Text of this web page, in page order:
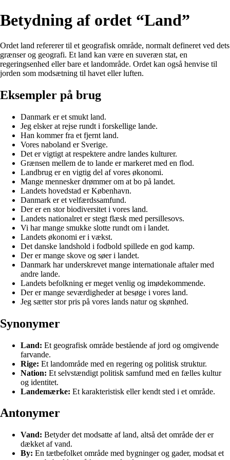
Betydning af ordet “Land”
Ordet land refererer til et geografisk område, normalt defineret ved dets
grænser og geografi. Et land kan være en suveræn stat, en
regeringsenhed eller bare et landområde. Ordet kan også henvise til
jorden som modsætning til havet eller luften.
Eksempler på brug
Danmark er et smukt land.
Jeg elsker at rejse rundt i forskellige lande.
Han kommer fra et fjernt land.
Vores naboland er Sverige.
Det er vigtigt at respektere andre landes kulturer.
Grænsen mellem de to lande er markeret med en flod.
Landbrug er en vigtig del af vores økonomi.
Mange mennesker drømmer om at bo på landet.
Landets hovedstad er København.
Danmark er et velfærdssamfund.
Der er en stor biodiversitet i vores land.
Landets nationalret er stegt flæsk med persillesovs.
Vi har mange smukke slotte rundt om i landet.
Landets økonomi er i vækst.
Det danske landshold i fodbold spillede en god kamp.
Der er mange skove og søer i landet.
Danmark har underskrevet mange internationale aftaler med
andre lande.
Landets befolkning er meget venlig og imødekommende.
Der er mange seværdigheder at besøge i vores land.
Jeg sætter stor pris på vores lands natur og skønhed.
Synonymer
Land: Et geografisk område bestående af jord og omgivende
farvande.
Rige: Et landområde med en regering og politisk struktur.
Nation: Et selvstændigt politisk samfund med en fælles kultur
og identitet.
Landemærke: Et karakteristisk eller kendt sted i et område.
Antonymer
Vand: Betyder det modsatte af land, altså det område der er
dækket af vand.
By: En tætbefolket område med bygninger og gader, modsat et